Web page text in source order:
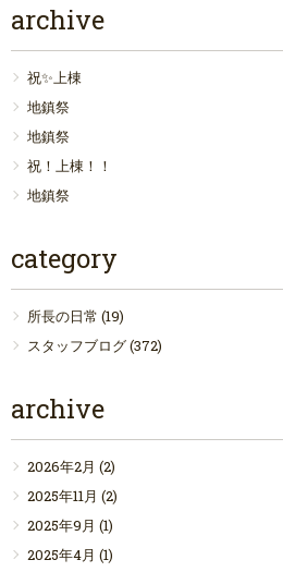
archive
祝✨上棟
地鎮祭
地鎮祭
祝！上棟！！
地鎮祭
category
所長の日常 (19)
スタッフブログ(372)
archive
2026年2月 (2)
2025年11月 (2)
2025年9月 (1)
2025年4月 (1)